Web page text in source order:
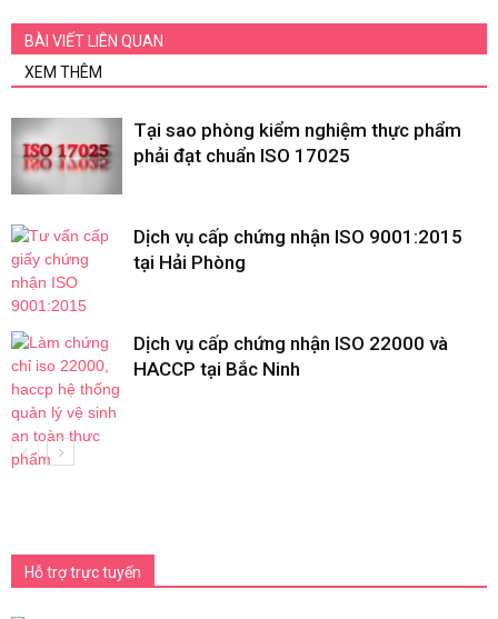
BÀI VIẾT LIÊN QUAN
XEM THÊM
Tại sao phòng kiểm nghiệm thực phẩm
phải đạt chuẩn ISO 17025
Dịch vụ cấp chứng nhận ISO 9001:2015
tại Hải Phòng
Dịch vụ cấp chứng nhận ISO 22000 và
HACCP tại Bắc Ninh
Hỗ trợ trực tuyến